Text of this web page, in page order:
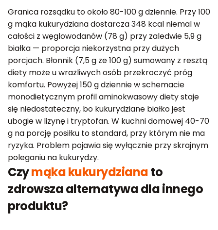
Granica rozsądku to około 80-100 g dziennie. Przy 100
g mąka kukurydziana dostarcza 348 kcal niemal w
całości z węglowodanów (78 g) przy zaledwie 5,9 g
białka — proporcja niekorzystna przy dużych
porcjach. Błonnik (7,5 g ze 100 g) sumowany z resztą
diety może u wrażliwych osób przekroczyć próg
komfortu. Powyżej 150 g dziennie w schemacie
monodietycznym profil aminokwasowy diety staje
się niedostateczny, bo kukurydziane białko jest
ubogie w lizynę i tryptofan. W kuchni domowej 40-70
g na porcję posiłku to standard, przy którym nie ma
ryzyka. Problem pojawia się wyłącznie przy skrajnym
poleganiu na kukurydzy.
Czymąka kukurydzianato
zdrowsza alternatywa dla innego
produktu?